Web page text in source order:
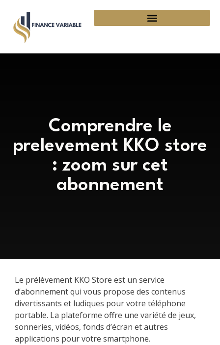
Comprendre le
prelevement KKO store
: zoom sur cet
abonnement
Le prélèvement KKO Store est un service
d’abonnement qui vous propose des contenus
divertissants et ludiques pour votre téléphone
portable. La plateforme offre une variété de jeux,
sonneries, vidéos, fonds d’écran et autres
applications pour votre smartphone.